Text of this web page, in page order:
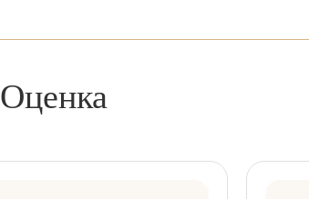
Оценка